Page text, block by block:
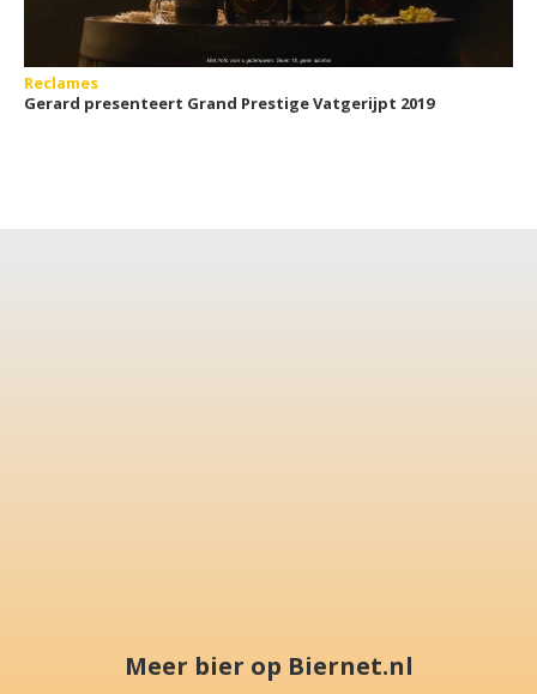
Reclames
Gerard presenteert Grand Prestige Vatgerijpt 2019
Meer bier op Biernet.nl